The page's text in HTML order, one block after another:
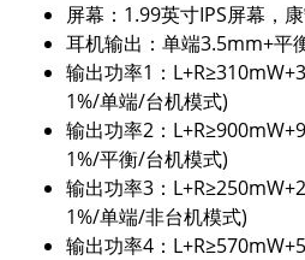
屏幕：1.99英寸IPS屏幕，
耳机输出：单端3.5mm+平
输出功率1：
1%/单端/台机模式)
输出功率2：
1%/平衡/台机模式)
输出功率3：
1%/单端/非台机模式)
输出功率4：